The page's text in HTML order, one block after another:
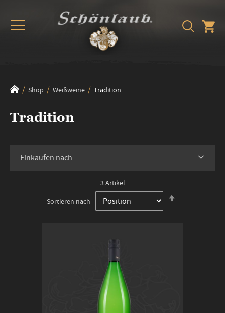
Shop Weißweine Tradition
Tradition
3Artikel
Sortieren nach
Einkaufen nach